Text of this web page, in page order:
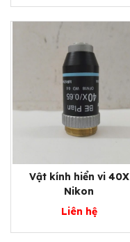
Vật kính hiển vi 40X
Nikon
Liên hệ